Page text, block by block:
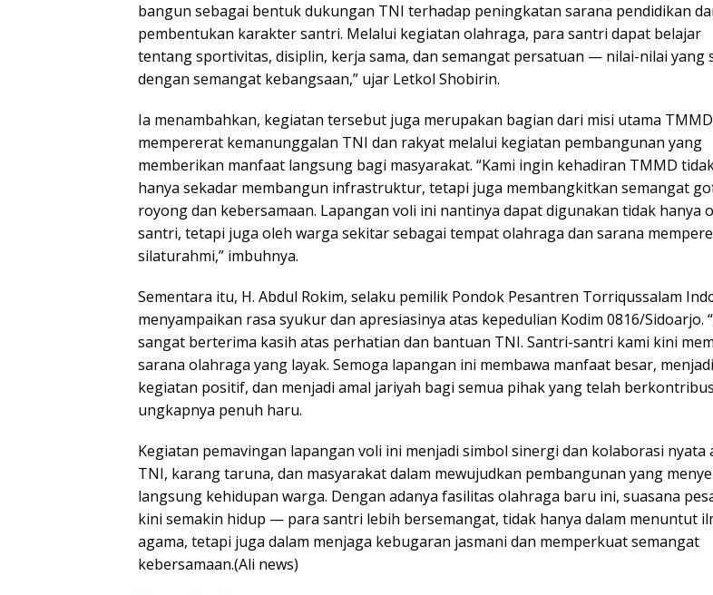
bangun sebagai bentuk dukungan TNI terhadap peningkatan sarana pendidikan
pembentukan karakter santri. Melalui kegiatan olahraga, para santri dapat belajar
tentang sportivitas, disiplin, kerja sama, dan semangat persatuan — nilai-nilai yang
dengan semangat kebangsaan,” ujar Letkol Shobirin.
Ia menambahkan, kegiatan tersebut juga merupakan bagian dari misi utama
mempererat kemanunggalan TNI dan rakyat melalui kegiatan pembangunan yang
memberikan manfaat langsung bagi masyarakat. “Kami ingin kehadiran TMMD
hanya sekadar membangun infrastruktur, tetapi juga membangkitkan semangat
royong dan kebersamaan. Lapangan voli ini nantinya dapat digunakan tidak hanya
santri, tetapi juga oleh warga sekitar sebagai tempat olahraga dan sarana
silaturahmi,” imbuhnya.
Sementara itu, H. Abdul Rokim, selaku pemilik Pondok Pesantren Torriqussalam
menyampaikan rasa syukur dan apresiasinya atas kepedulian Kodim 0816/Sidoarjo.
sangat berterima kasih atas perhatian dan bantuan TNI. Santri-santri kami kini
sarana olahraga yang layak. Semoga lapangan ini membawa manfaat besar,
kegiatan positif, dan menjadi amal jariyah bagi semua pihak yang telah
ungkapnya penuh haru.
Kegiatan pemavingan lapangan voli ini menjadi simbol sinergi dan kolaborasi nyata
TNI, karang taruna, dan masyarakat dalam mewujudkan pembangunan yang
langsung kehidupan warga. Dengan adanya fasilitas olahraga baru ini, suasana
kini semakin hidup — para santri lebih bersemangat, tidak hanya dalam menuntut
agama, tetapi juga dalam menjaga kebugaran jasmani dan memperkuat semangat
kebersamaan.(Ali news)